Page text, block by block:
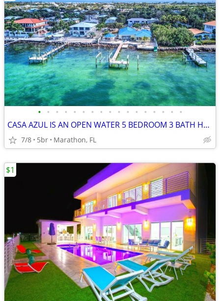
• • • • • • • • • • • • • • • • •
CASA AZUL IS AN OPEN WATER 5 BEDROOM 3 BATH HOME WITH POOL AND HOT TUB
7/8 5br Marathon, FL
$1